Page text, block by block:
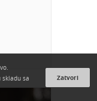
sa
Zatvori